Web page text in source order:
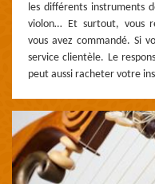
les différents instruments
violon… Et surtout, vous
vous avez commandé. Si
service clientèle. Le
peut aussi racheter votre